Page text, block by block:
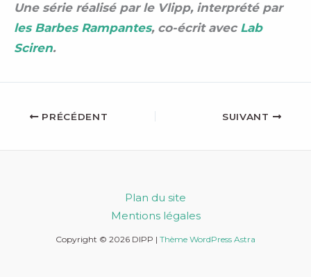
Une série réalisé par le Vlipp, interprété par
les Barbes Rampantes, co-écrit avec Lab
Sciren.
PRÉCÉDENT SUIVANT
Plan du site
Mentions légales
Copyright © 2026 DIPP | Thème WordPress Astra